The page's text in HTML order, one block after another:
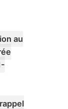
au
rappel